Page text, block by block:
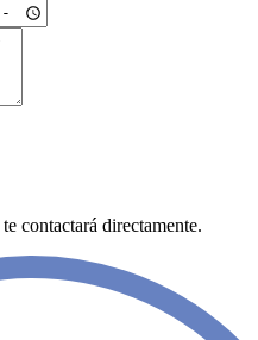
contactará directamente.